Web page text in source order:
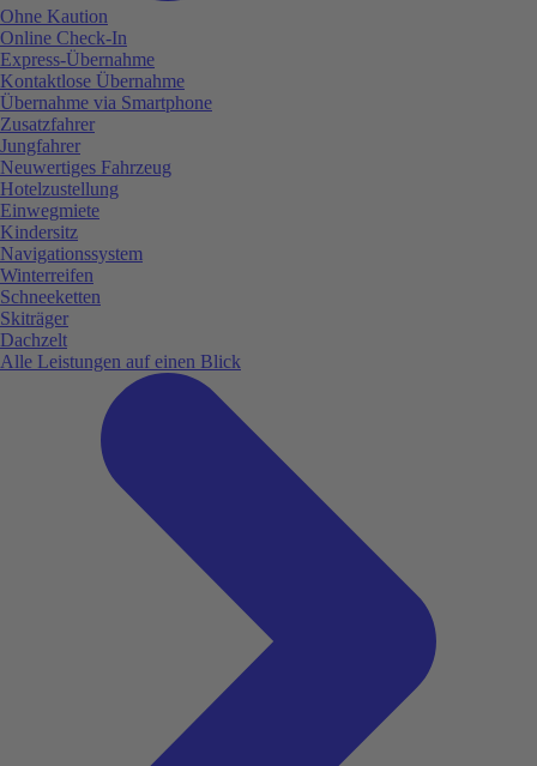
Ohne Kaution
Online Check-In
Express-Übernahme
Kontaktlose Übernahme
Übernahme via Smartphone
Zusatzfahrer
Jungfahrer
Neuwertiges Fahrzeug
Hotelzustellung
Einwegmiete
Kindersitz
Navigationssystem
Winterreifen
Schneeketten
Skiträger
Dachzelt
Alle Leistungen auf einen Blick